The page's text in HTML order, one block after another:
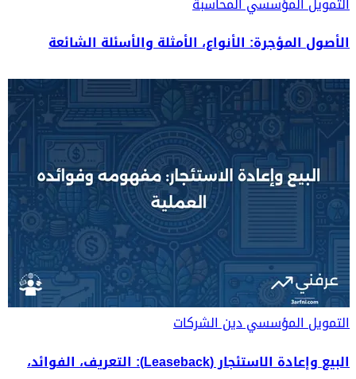
الأصول المؤجرة: الأنواع، الأمثلة والأسئلة الشائعة
التمويل المؤسسيدين الشركات
البيع وإعادة الاستئجار (Leaseback): التعريف، الفوائد،